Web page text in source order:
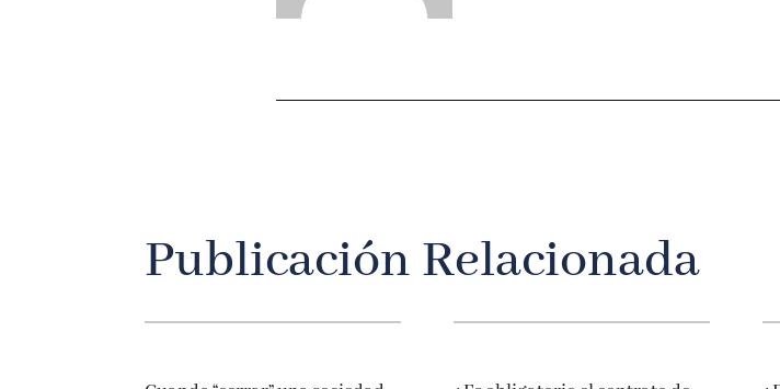
Publicación Relacionada